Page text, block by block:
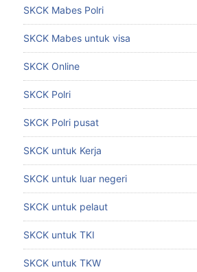
SKCK Mabes Polri
SKCK Mabes untuk visa
SKCK Online
SKCK Polri
SKCK Polri pusat
SKCK untuk Kerja
SKCK untuk luar negeri
SKCK untuk pelaut
SKCK untuk TKI
SKCK untuk TKW